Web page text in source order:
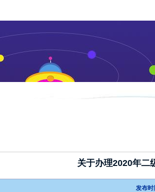
关于办理2020年二
发布时